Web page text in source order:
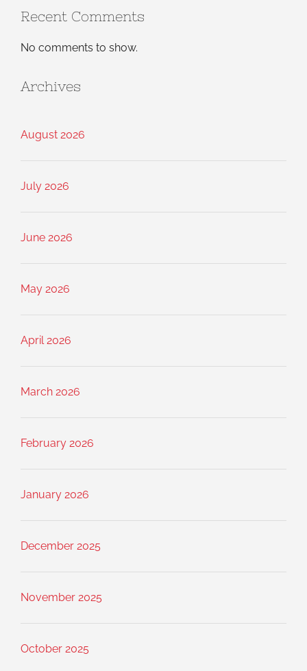
Recent Comments
No comments to show.
Archives
August 2026
July 2026
June 2026
May 2026
April 2026
March 2026
February 2026
January 2026
December 2025
November 2025
October 2025